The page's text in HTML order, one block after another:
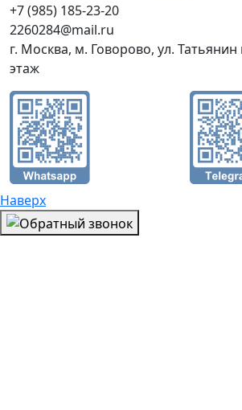
+7 (985) 185-23-20
2260284@mail.ru
г. Москва, м. Говорово, ул. Татьянин
этаж
Наверх